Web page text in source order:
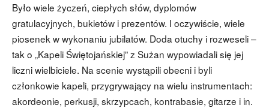
Było wiele życzeń, ciepłych słów, dyplomów
gratulacyjnych, bukietów i prezentów. I oczywiście, wiele
piosenek w wykonaniu jubilatów. Doda otuchy i rozweseli –
tak o „Kapeli Świętojańskiej” z Sużan wypowiadali się jej
liczni wielbiciele. Na scenie wystąpili obecni i byli
członkowie kapeli, przygrywający na wielu instrumentach:
akordeonie, perkusji, skrzypcach, kontrabasie, gitarze i in.